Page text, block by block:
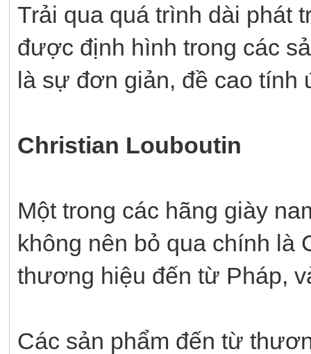
Trải qua quá trình dài phát
được định hình trong các
là sự đơn giản, đề cao tính
Christian Louboutin
Một trong các hãng giày
không nên bỏ qua chính là
thương hiệu đến từ Pháp,
Các sản phẩm đến từ